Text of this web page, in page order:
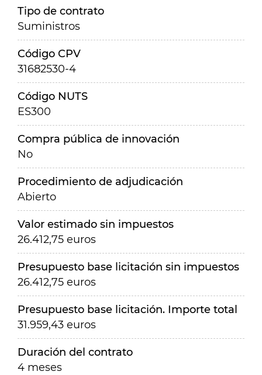
Tipo de contrato
Suministros
Código CPV
31682530-4
Código NUTS
ES300
Compra pública de innovación
No
Procedimiento de adjudicación
Abierto
Valor estimado sin impuestos
26.412,75 euros
Presupuesto base licitación sin impuestos
26.412,75 euros
Presupuesto base licitación. Importe total
31.959,43 euros
Duración del contrato
4 meses